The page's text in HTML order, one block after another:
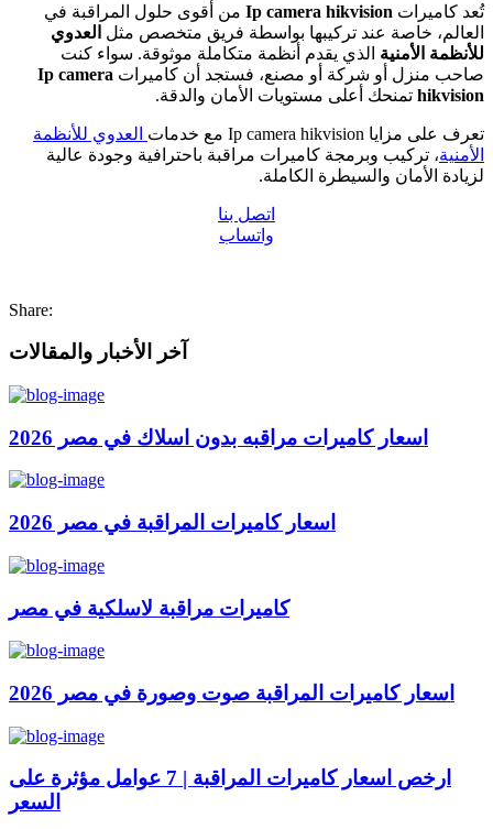
تُعد كاميرات Ip camera hikvision من أقوى حلول المراقبة في
العالم، خاصة عند تركيبها بواسطة فريق متخصص مثل العدوي
للأنظمة الأمنية الذي يقدم أنظمة متكاملة موثوقة. سواء كنت
صاحب منزل أو شركة أو مصنع، فستجد أن كاميرات Ip camera
hikvision تمنحك أعلى مستويات الأمان والدقة.
تعرف على مزايا Ip camera hikvision مع خدمات
العدوي للأنظمة
الأمنية، تركيب وبرمجة كاميرات مراقبة باحترافية وجودة عالية
لزيادة الأمان والسيطرة الكاملة.
اتصل بنا
واتساب
Share:
آخر الأخبار والمقالات
اسعار كاميرات مراقبه بدون اسلاك في مصر 2026
اسعار كاميرات المراقبة في مصر 2026
كاميرات مراقبة لاسلكية في مصر
اسعار كاميرات المراقبة صوت وصورة في مصر 2026
ارخص اسعار كاميرات المراقبة | 7 عوامل مؤثرة على
السعر